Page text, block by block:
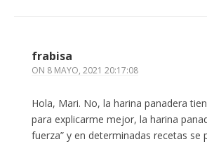
frabisa
ON 8 MAYO, 2021 20:17:08
Hola, Mari. No, la harina panadera
para explicarme mejor, la harina
fuerza” y en determinadas recetas se